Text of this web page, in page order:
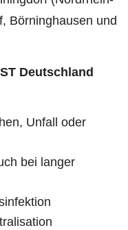
Börninghausen und
Deutschland
Unfall oder
bei langer